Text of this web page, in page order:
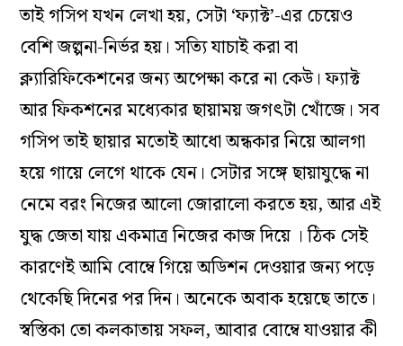
তাই গসিপ যখন লেখা হয়, সেটা ‘ফ‌্যাক্ট’-এর চেয়েও
বেশি জল্পনা-নির্ভর হয়। সত্যি যাচাই করা বা
ক্ল‌্যারিফিকেশনের জন‌্য অপেক্ষা করে না কেউ। ফ‌্যাক্ট
আর ফিকশনের মধ‌্যেকার ছায়াময় জগৎটা খোঁজে। সব
গসিপ তাই ছায়ার মতোই আধো অন্ধকার নিয়ে আলগা
হয়ে গায়ে লেগে থাকে যেন। সেটার সঙ্গে ছায়াযুদ্ধে না
নেমে বরং নিজের আলো জোরালো করতে হয়, আর এই
যুদ্ধ জেতা যায় একমাত্র নিজের কাজ দিয়ে । ঠিক সেই
কারণেই আমি বোম্বে গিয়ে অডিশন দেওয়ার জন‌্য পড়ে
থেকেছি দিনের পর দিন। অনেকে অবাক হয়েছে তাতে।
স্বস্তিকা তো কলকাতায় সফল, আবার বোম্বে যাওয়ার কী